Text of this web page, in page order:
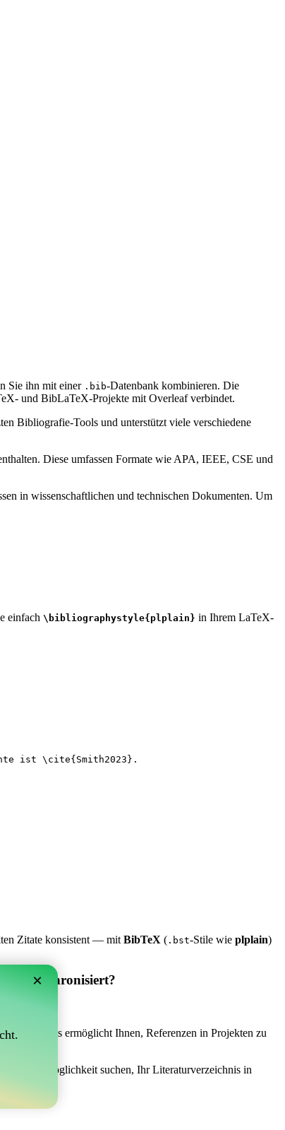
Sie ihn mit einer .bib-Datenbank kombinieren. Die
und BibLaTeX-Projekte mit Overleaf verbindet.
Bibliografie-Tools und unterstützt viele verschiedene
Diese umfassen Formate wie APA, IEEE, CSE und
in wissenschaftlichen und technischen Dokumenten. Um
einfach \bibliographystyle{plplain} in Ihrem LaTeX-
ist \cite{ Smith2023 }.
Zitate konsistent — mit BibTeX ( .bst-Stile wie plplain)
synchronisiert?
sein! Es ermöglicht Ihnen, Referenzen in Projekten zu
Möglichkeit suchen, Ihr Literaturverzeichnis in
×